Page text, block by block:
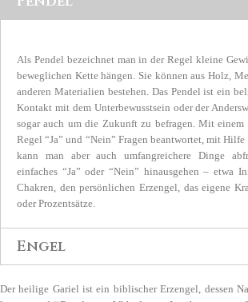
Als Pendel bezeichnet man in der Regel kleine
beweglichen Kette hängen. Sie können aus Holz,
anderen Materialien bestehen. Das Pendel ist ein
Kontakt mit dem Unterbewusstsein oder der
sogar auch um die Zukunft zu befragen. Mit einem
Regel “Ja” und “Nein” Fragen beantwortet, mit
kann man aber auch umfangreichere Dinge
einfaches “Ja” oder “Nein” hinausgehen – etwa
Chakren, den persönlichen Erzengel, das eigene
oder Prozentsätze.
Engel
Der heilige Gariel ist ein biblischer Erzengel, dessen